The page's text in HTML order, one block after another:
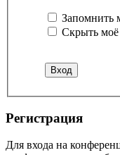
Запомнить
Скрыть моё
Регистрация
Для входа на